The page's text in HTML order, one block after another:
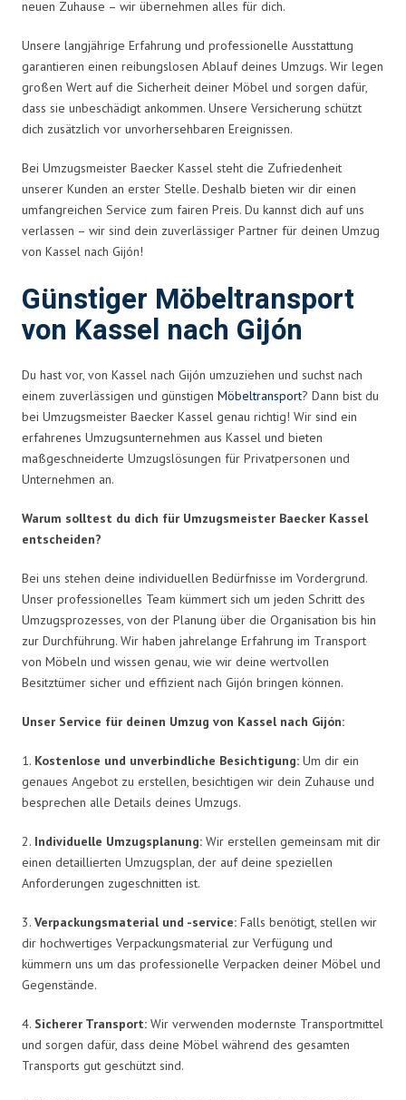
neuen Zuhause – wir übernehmen alles für dich.
Unsere langjährige Erfahrung und professionelle Ausstattung
garantieren einen reibungslosen Ablauf deines Umzugs. Wir legen
großen Wert auf die Sicherheit deiner Möbel und sorgen dafür,
dass sie unbeschädigt ankommen. Unsere Versicherung schützt
dich zusätzlich vor unvorhersehbaren Ereignissen.
Bei Umzugsmeister Baecker Kassel steht die Zufriedenheit
unserer Kunden an erster Stelle. Deshalb bieten wir dir einen
umfangreichen Service zum fairen Preis. Du kannst dich auf uns
verlassen – wir sind dein zuverlässiger Partner für deinen Umzug
von Kassel nach Gijón!
Günstiger Möbeltransport
von Kassel nach Gijón
Du hast vor, von Kassel nach Gijón umzuziehen und suchst nach
einem zuverlässigen und günstigen Möbeltransport? Dann bist du
bei Umzugsmeister Baecker Kassel genau richtig! Wir sind ein
erfahrenes Umzugsunternehmen aus Kassel und bieten
maßgeschneiderte Umzugslösungen für Privatpersonen und
Unternehmen an.
Warum solltest du dich für Umzugsmeister Baecker Kassel
entscheiden?
Bei uns stehen deine individuellen Bedürfnisse im Vordergrund.
Unser professionelles Team kümmert sich um jeden Schritt des
Umzugsprozesses, von der Planung über die Organisation bis hin
zur Durchführung. Wir haben jahrelange Erfahrung im Transport
von Möbeln und wissen genau, wie wir deine wertvollen
Besitztümer sicher und effizient nach Gijón bringen können.
Unser Service für deinen Umzug von Kassel nach Gijón:
1. Kostenlose und unverbindliche Besichtigung: Um dir ein
genaues Angebot zu erstellen, besichtigen wir dein Zuhause und
besprechen alle Details deines Umzugs.
2. Individuelle Umzugsplanung: Wir erstellen gemeinsam mit dir
einen detaillierten Umzugsplan, der auf deine speziellen
Anforderungen zugeschnitten ist.
3. Verpackungsmaterial und -service: Falls benötigt, stellen wir
dir hochwertiges Verpackungsmaterial zur Verfügung und
kümmern uns um das professionelle Verpacken deiner Möbel und
Gegenstände.
4. Sicherer Transport: Wir verwenden modernste Transportmittel
und sorgen dafür, dass deine Möbel während des gesamten
Transports gut geschützt sind.